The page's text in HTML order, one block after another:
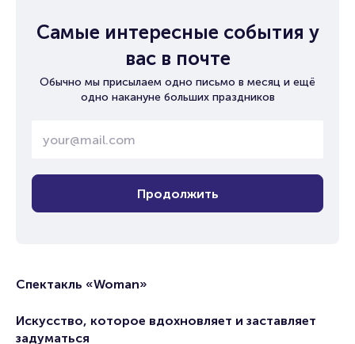
Самые интересные события у
вас в почте
Обычно мы присылаем одно письмо в месяц и ещё
одно накануне больших праздников
Продолжить
Спектакль «Woman»
Искусство, которое вдохновляет и заставляет
задуматься